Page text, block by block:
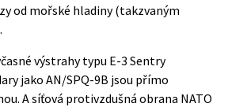
od mořské hladiny (takzvaným
výstrahy typu E-3 Sentry
jako AN/SPQ-9B jsou přímo
Asíťová protivzdušná obrana NATO